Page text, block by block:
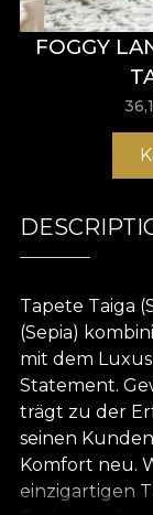
FOGGY
Tapete Taiga
(Sepia)
mit dem
Statement.
trägt zu der
seinen
Komfort neu.
einzigartigen